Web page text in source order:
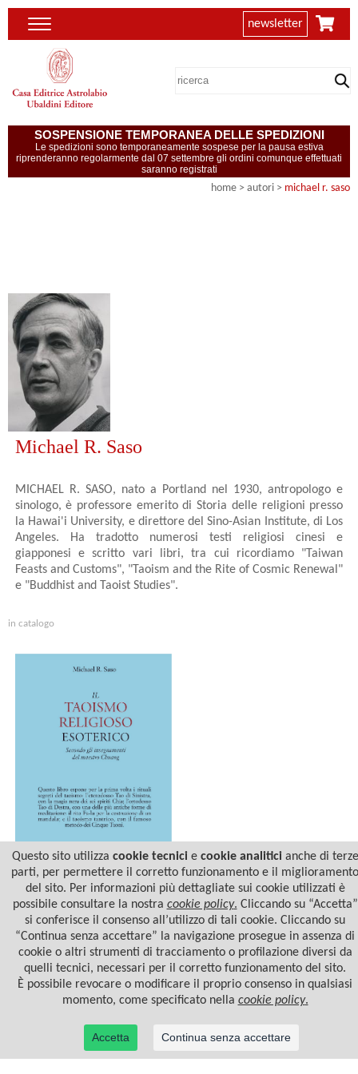
newsletter
SOSPENSIONE TEMPORANEA DELLE SPEDIZIONI
Le spedizioni sono temporaneamente sospese per la pausa estiva
riprenderanno regolarmente dal 07 settembre gli ordini comunque effettuati
saranno registrati
home > autori > michael r. saso
Michael R. Saso
MICHAEL R. SASO, nato a Portland nel 1930, antropologo e
sinologo, è professore emerito di Storia delle religioni presso
la Hawai'i University, e direttore del Sino-Asian Institute, di Los
Angeles. Ha tradotto numerosi testi religiosi cinesi e
giapponesi e scritto vari libri, tra cui ricordiamo "Taiwan
Feasts and Customs", "Taoism and the Rite of Cosmic Renewal"
e "Buddhist and Taoist Studies".
in catalogo
IL TAOISMO RELIGIOSO
ESOTERICO
Questo sito utilizza cookie tecnicie cookie analiticianche di terze
parti, per permettere il corretto funzionamento e il miglioramento
del sito. Per informazioni più dettagliate sui cookie utilizzati è
possibile consultare la nostra cookie policy. Cliccando su “Accetta”
si conferisce il consenso all’utilizzo di tali cookie. Cliccando su
“Continua senza accettare” la navigazione prosegue in assenza di
cookie o altri strumenti di tracciamento o profilazione diversi da
quelli tecnici, necessari per il corretto funzionamento del sito.
È possibile revocare o modificare il proprio consenso in qualsiasi
momento, come specificato nella cookie policy.
Accetta Continua senza accettare